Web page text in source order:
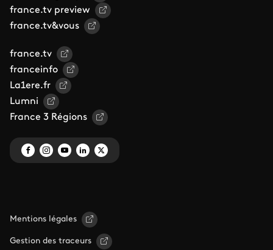
france.tv preview
france.tv&vous
france.tv
franceinfo
La1ere.fr
Lumni
France 3 Régions
Mentions légales
Gestion des traceurs